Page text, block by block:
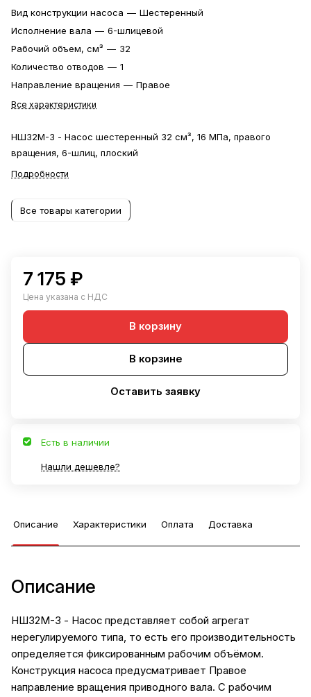
Вид конструкции насоса — Шестеренный
Исполнение вала — 6-шлицевой
Рабочий объем, см³ — 32
Количество отводов — 1
Направление вращения — Правое
Все характеристики
НШ32М-3 - Насос шестеренный 32 см³, 16 МПа, правого
вращения, 6-шлиц, плоский
Подробности
Все товары категории
7 175 ₽
Цена указана с НДС
В корзину
В корзине
Оставить заявку
Есть в наличии
Нашли дешевле?
Описание Характеристики Оплата Доставка
Описание
НШ32М-3 - Насос представляет собой агрегат
нерегулируемого типа, то есть его производительность
определяется фиксированным рабочим объёмом.
Конструкция насоса предусматривает Правое
направление вращения приводного вала. С рабочим